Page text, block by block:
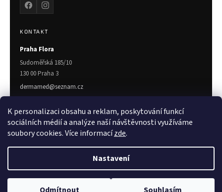
K personalizaci obsahu a reklam, poskytování funkcí
sociálních médií a analýze naší návštěvnosti využíváme
soubory cookies. Více informacízde.
Nastavení
KONTAKT
Praha Flora
Sudoměřská 185/10
130 00 Praha 3
dermamed@seznam.cz
775 719 672
Zlín
Třída T. Bati 7023
760 01 Zlín
Copyright 2026 . Všechna práva vyhrazena.